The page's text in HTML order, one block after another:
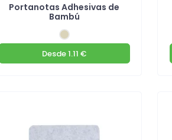
Portanotas Adhesivas de
Bambú
Desde1.11 €